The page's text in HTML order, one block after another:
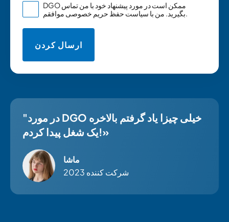
DGO ممکن است در مورد پیشنهاد خود با من تماس
بگیرید. من با سیاست حفظ حریم خصوصی موافقم.
"در مورد DGO خیلی چیزا یاد گرفتم بالاخره
یک شغل پیدا کردم!»
ماشا
شرکت کننده 2023